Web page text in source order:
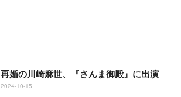
再婚の川崎麻世、『さんま御殿』に出演
2024-10-15